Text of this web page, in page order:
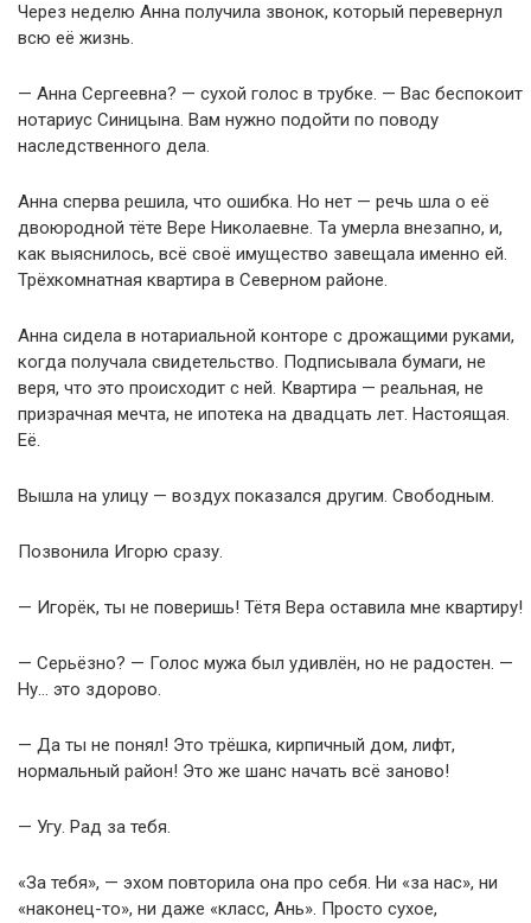
Через неделю Анна получила звонок, который перевернул
всю её жизнь.
— Анна Сергеевна? — сухой голос в трубке. — Вас беспокоит
нотариус Синицына. Вам нужно подойти по поводу
наследственного дела.
Анна сперва решила, что ошибка. Но нет — речь шла о её
двоюродной тёте Вере Николаевне. Та умерла внезапно, и,
как выяснилось, всё своё имущество завещала именно ей.
Трёхкомнатная квартира в Северном районе.
Анна сидела в нотариальной конторе с дрожащими руками,
когда получала свидетельство. Подписывала бумаги, не
веря, что это происходит с ней. Квартира — реальная, не
призрачная мечта, не ипотека на двадцать лет. Настоящая.
Её.
Вышла на улицу — воздух показался другим. Свободным.
Позвонила Игорю сразу.
— Игорёк, ты не поверишь! Тётя Вера оставила мне квартиру!
— Серьёзно? — Голос мужа был удивлён, но не радостен. —
Ну… это здорово.
— Да ты не понял! Это трёшка, кирпичный дом, лифт,
нормальный район! Это же шанс начать всё заново!
— Угу. Рад за тебя.
«За тебя», — эхом повторила она про себя. Ни «за нас», ни
«наконец-то», ни даже «класс, Ань». Просто сухое,